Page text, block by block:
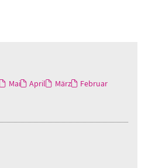
Mai April März
Februar